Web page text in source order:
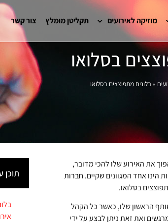
מוזיקה לאירועים תקליטן מומלץ צור קשר
בסלואו
»בלונים מתפוצצים בסלואו
את האירוע שלו להכי מדובר,
הינו אחד המגוונים שקיים. חברות
בסלואו.
הראשון שלו, כאשר כל הקהל
ואת זאת ניתן לבצע על ידי
תוכן